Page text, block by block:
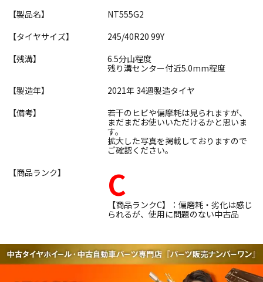
【製品名】
NT555G2
【タイヤサイズ】
245/40R20 99Y
【残溝】
6.5分山程度
残り溝センター付近5.0mm程度
【製造年】
2021年 34週製造タイヤ
【備考】
若干のヒビや偏摩耗は見られますが、
まだまだお使いいただけるかと思いま
す。
拡大した写真を掲載しておりますので
ご確認ください。
【商品ランク】
C
【商品ランクC】：偏磨耗・劣化は感じ
られるが、使用に問題のない中古品